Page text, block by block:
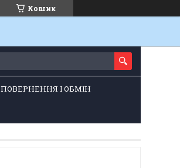
Кошик
ПОВЕРНЕННЯ І ОБМІН